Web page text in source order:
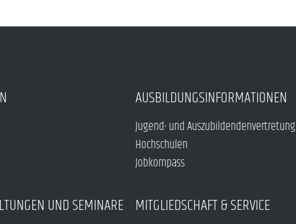
AUSBILDUNGSINFORMATIONEN
Jugend- und Auszubildendenvertretung
Hochschulen
Jobkompass
UND SEMINARE MITGLIEDSCHAFT & SERVICE